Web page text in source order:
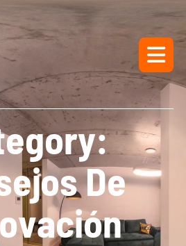
egory:
ejosDe
ovación